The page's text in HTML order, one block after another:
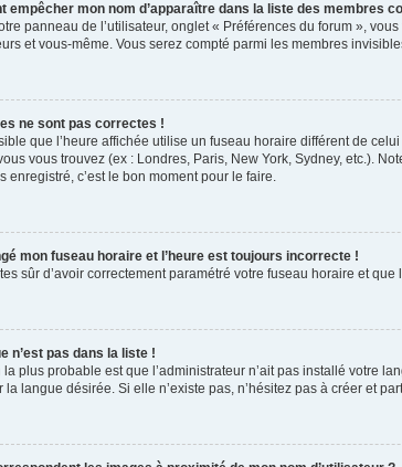
empêcher mon nom d’apparaître dans la liste des membres
panneau de l’utilisateur, onglet « Préférences du forum », vous
et vous-même. Vous serez compté parmi les membres
ne sont pas correctes !
que l’heure affichée utilise un fuseau horaire différent de
vous trouvez (ex : Londres, Paris, New York, Sydney, etc.).
enregistré, c’est le bon moment pour le faire.
mon fuseau horaire et l’heure est toujours incorrecte !
sûr d’avoir correctement paramétré votre fuseau horaire et
n’est pas dans la liste !
la plus probable est que l’administrateur n’ait pas installé votre
la langue désirée. Si elle n’existe pas, n’hésitez pas à créer et